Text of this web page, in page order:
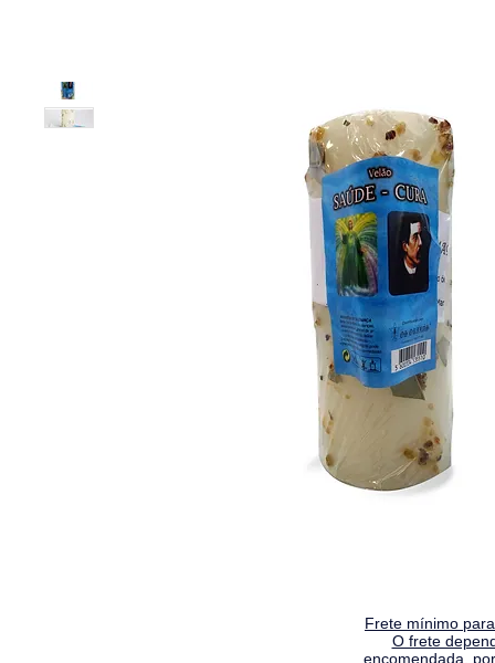
Frete mínimo
O frete
encomendada,